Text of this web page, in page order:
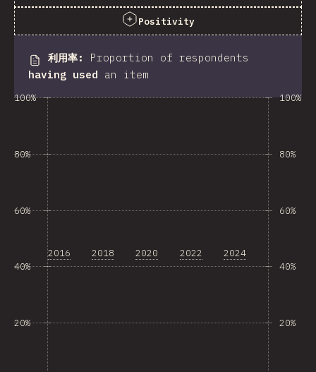
Positivity
利用率:
Proportion of respondents
having used an item
20%
40%
60%
80%
100%
2016 2018 2020 2022 2024
20%
40%
60%
80%
100%